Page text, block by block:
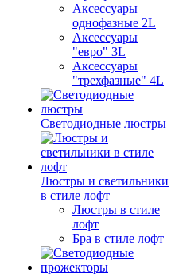
Аксессуары
однофазные 2L
Аксессуары
"евро" 3L
Аксессуары
"трехфазные" 4L
Светодиодные люстры
Люстры и светильники
в стиле лофт
Люстры в стиле
лофт
Бра в стиле лофт